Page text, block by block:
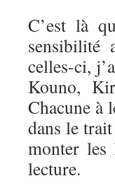
C’est là
sensibilité
celles-ci,
Kouno,
Chacune à
dans le
monter
lecture.